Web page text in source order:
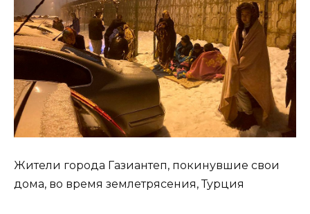
Жители города Газиантеп, покинувшие свои
дома, во время землетрясения, Турция